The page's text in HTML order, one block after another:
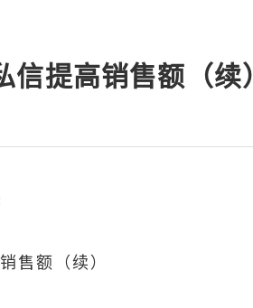
提高销售额（续）
售额（续）